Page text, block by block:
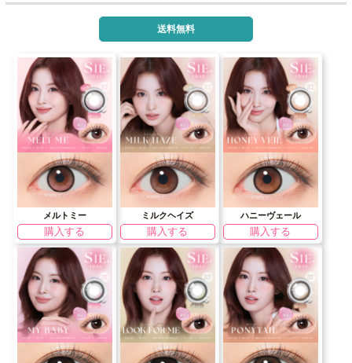
送料無料
メルトミー
購入する
ミルクヘイズ
購入する
ハニーヴェール
購入する